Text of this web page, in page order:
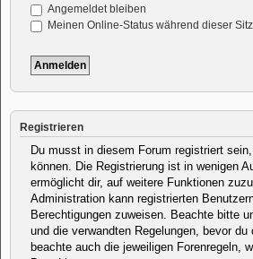
Angemeldet bleiben
Meinen Online-Status während dieser
Registrieren
Du musst in diesem Forum registriert
können. Die Registrierung ist in wenigen
ermöglicht dir, auf weitere Funktionen
Administration kann registrierten
Berechtigungen zuweisen. Beachte bitte
und die verwandten Regelungen, bevor
beachte auch die jeweiligen Forenregeln,